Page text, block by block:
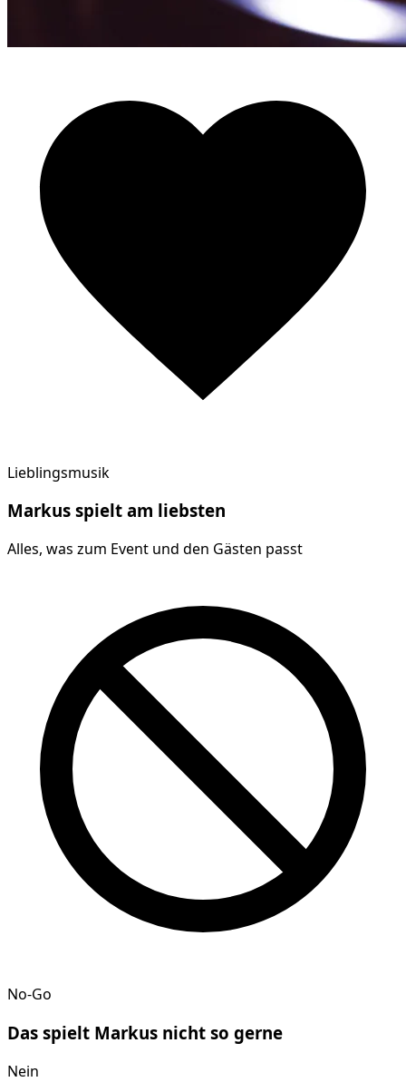
Lieblingsmusik
Markus spielt am liebsten
Alles, was zum Event und den Gästen passt
No-Go
Das spielt Markus nicht so gerne
Nein